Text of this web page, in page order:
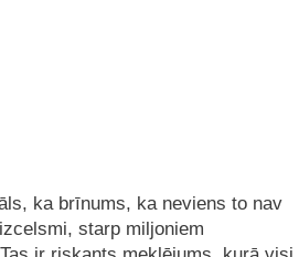
ka brīnums, ka neviens to nav
starp miljoniem